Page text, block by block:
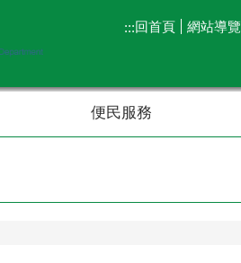
:::回首頁 網站導覽
便民服務